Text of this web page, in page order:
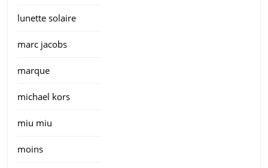
lunette solaire
marc jacobs
marque
michael kors
miu miu
moins